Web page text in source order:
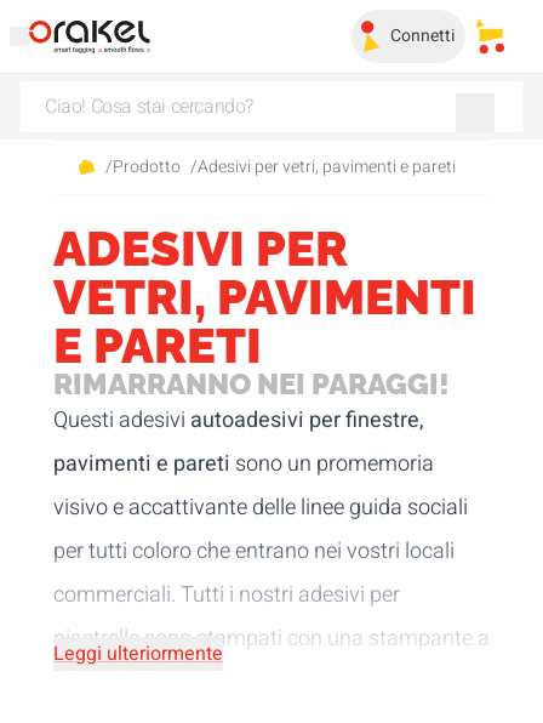
Connetti I miei
/Prodotto /Adesivi per vetri, pavimenti e pareti
ADESIVI PER
VETRI, PAVIMENTI
E PARETI
RIMARRANNO NEI PARAGGI!
Questi adesivi autoadesivi per finestre,
pavimenti e pareti sono un promemoria
visivo e accattivante delle linee guida sociali
per tutti coloro che entrano nei vostri locali
commerciali. Tutti i nostri adesivi per
piastrelle sono stampati con una stampante a
Leggi ulteriormente